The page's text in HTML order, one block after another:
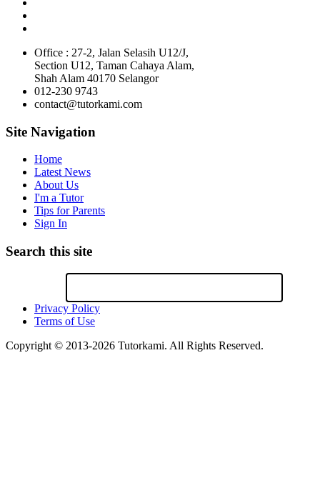
Office : 27-2, Jalan Selasih U12/J,
Section U12, Taman Cahaya Alam,
Shah Alam 40170 Selangor
012-230 9743
contact@tutorkami.com
Site Navigation
Home
Latest News
About Us
I'm a Tutor
Tips for Parents
Sign In
Search this site
Privacy Policy
Terms of Use
Copyright © 2013-2026 Tutorkami. All Rights Reserved.